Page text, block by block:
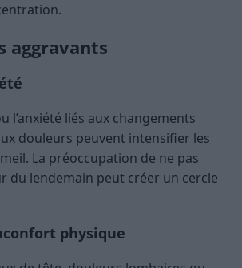
aggravants
l’anxiété liés aux changements
douleurs peuvent intensifier les
La préoccupation de ne pas
du lendemain peut créer un cercle
physique